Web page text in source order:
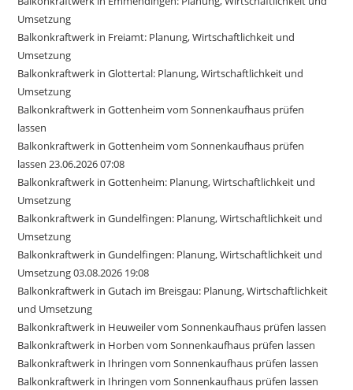
Umsetzung
Balkonkraftwerk in Freiamt: Planung, Wirtschaftlichkeit und
Umsetzung
Balkonkraftwerk in Glottertal: Planung, Wirtschaftlichkeit und
Umsetzung
Balkonkraftwerk in Gottenheim vom Sonnenkaufhaus prüfen
lassen
Balkonkraftwerk in Gottenheim vom Sonnenkaufhaus prüfen
lassen 23.06.2026 07:08
Balkonkraftwerk in Gottenheim: Planung, Wirtschaftlichkeit und
Umsetzung
Balkonkraftwerk in Gundelfingen: Planung, Wirtschaftlichkeit und
Umsetzung
Balkonkraftwerk in Gundelfingen: Planung, Wirtschaftlichkeit und
Umsetzung 03.08.2026 19:08
Balkonkraftwerk in Gutach im Breisgau: Planung, Wirtschaftlichkeit
und Umsetzung
Balkonkraftwerk in Heuweiler vom Sonnenkaufhaus prüfen lassen
Balkonkraftwerk in Horben vom Sonnenkaufhaus prüfen lassen
Balkonkraftwerk in Ihringen vom Sonnenkaufhaus prüfen lassen
Balkonkraftwerk in Ihringen vom Sonnenkaufhaus prüfen lassen